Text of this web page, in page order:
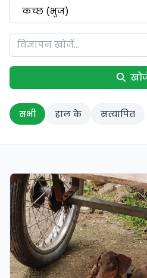
कच्छ (भुज)
सभी हाल के सत्यापित